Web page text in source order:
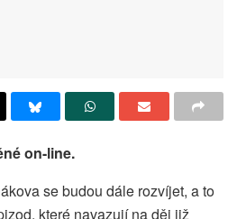
on-line.
se budou dále rozvíjet, a to
které navazují na děj již